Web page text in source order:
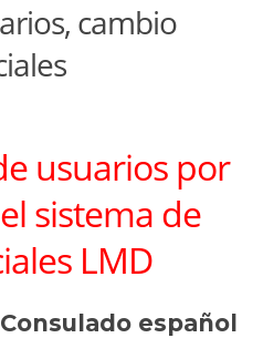
cambio
usuarios por
sistema de
LMD
español